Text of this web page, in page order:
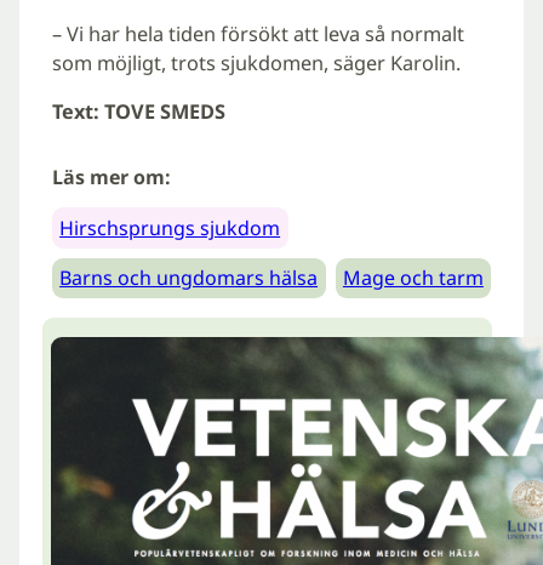
– Vi har hela tiden försökt att leva så normalt
som möjligt, trots sjukdomen, säger Karolin.
Text: TOVE SMEDS
Läs mer om:
Hirschsprungs sjukdom
Barns och ungdomars hälsa
Mage och tarm